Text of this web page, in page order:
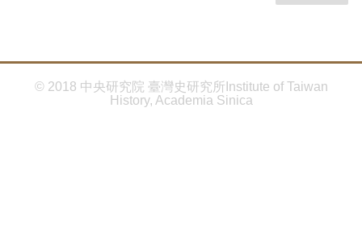
© 2018 中央研究院 臺灣史研究所Institute of Taiwan
History, Academia Sinica